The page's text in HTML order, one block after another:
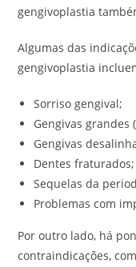
gengivoplastia
Algumas das
gengivoplastia
Sorriso gengival;
Gengivas grandes
Gengivas
Dentes fraturados;
Sequelas da
Problemas com
Por outro lado, há
contraindicações,